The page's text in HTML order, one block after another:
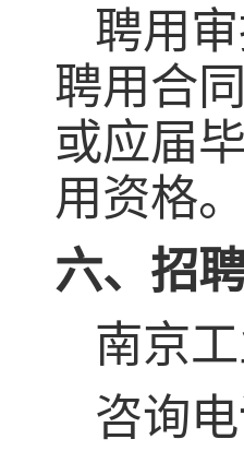
聘用
聘用合
或应届
用资格。
六、招
南京
咨询电